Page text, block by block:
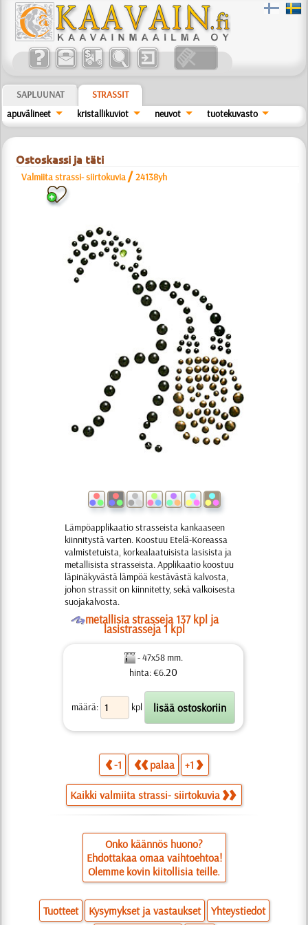
SAPLUUNAT
STRASSIT
apuvälineet
kristallikuviot neuvot tuotekuvasto
Ostoskassi ja täti
Valmiita strassi- siirtokuvia /24138yh
Lämpöapplikaatio strasseista kankaaseen
kiinnitystä varten. Koostuu Etelä-Koreassa
valmistetuista, korkealaatuisista lasisista ja
metallisista strasseista. Applikaatio koostuu
läpinäkyvästä lämpöä kestävästä kalvosta,
johon strassit on kiinnitetty, sekä valkoisesta
suojakalvosta.
Ometallisia strasseja 137 kpl ja
lasistrasseja 1 kpl
- 47x58 mm.
hinta: €6.20
määrä: kpl
-1 palaa +1
Kaikki valmiita strassi- siirtokuvia
Onko käännös huono?
Ehdottakaa omaa vaihtoehtoa!
Olemme kovin kiitollisia teille.
Tuotteet Kysymykset ja vastaukset Yhteystiedot